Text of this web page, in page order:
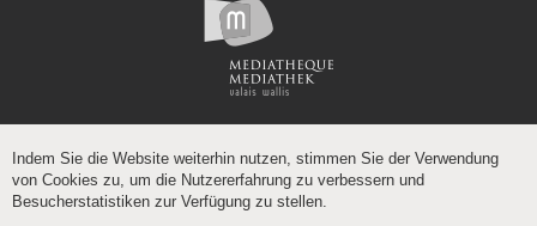
Indem Sie die Website weiterhin nutzen, stimmen Sie der Verwendung
von Cookies zu, um die Nutzererfahrung zu verbessern und
Besucherstatistiken zur Verfügung zu stellen.